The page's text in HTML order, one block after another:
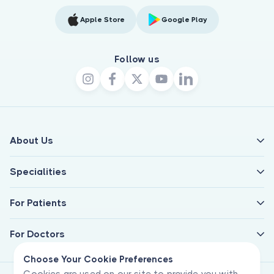
Choose Your Cookie Preferences
Apple Store Google Play
Follow us
About Us
Specialities
For Patients
For Doctors